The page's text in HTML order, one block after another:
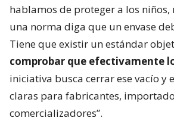
hablamos de proteger a los niños,
una norma diga que un envase
Tiene que existir un estándar
comprobar que efectivamente
iniciativa busca cerrar ese vacío y
claras para fabricantes,
comercializadores”.